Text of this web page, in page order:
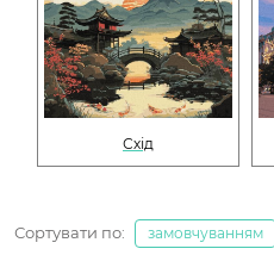
Схід
Сортувати по: замовчуванням